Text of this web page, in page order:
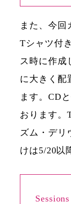
また、今回
Tシャツ付
ス時に作成
に大きく配
ます。CD
おります。
ズム・デリ
けは5/20以